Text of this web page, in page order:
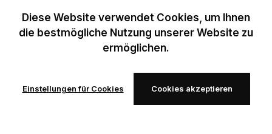
Diese Website verwendet Cookies, um Ihnen
die bestmögliche Nutzung unserer Website zu
ermöglichen.
Einstellungen für Cookies Cookies akzeptieren